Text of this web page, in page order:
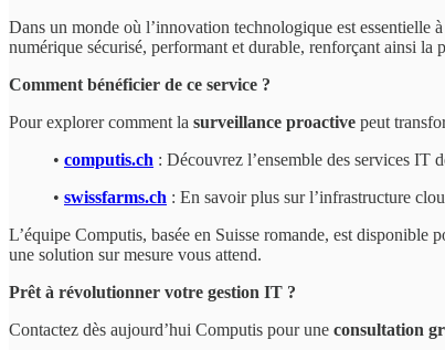
Dans un monde où l’innovation technologique est essentielle
numérique sécurisé, performant et durable, renforçant ainsi
Comment bénéficier de ce service ?
Pour explorer comment la surveillance proactive peut
• computis.ch : Découvrez l’ensemble des services IT
• swissfarms.ch : En savoir plus sur l’infrastructure
L’équipe Computis, basée en Suisse romande, est
une solution sur mesure vous attend.
Prêt à révolutionner votre gestion IT ?
Contactez dès aujourd’hui Computis pour une consultation